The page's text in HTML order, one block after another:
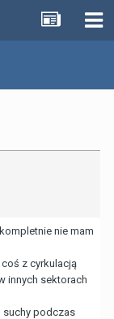
nie mam
z cyrkulacją
innych sektorach
suchy podczas